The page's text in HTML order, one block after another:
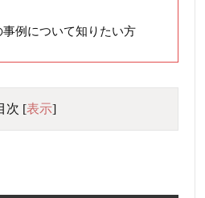
例について知りたい方
次 [表示]